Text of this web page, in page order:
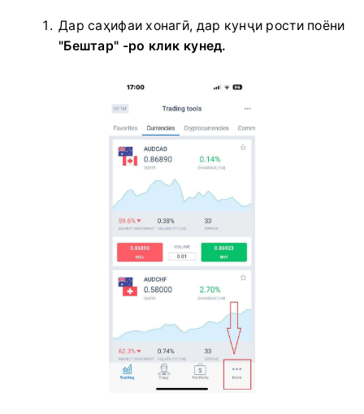
Дар саҳифаи хонагӣ, дар кунҷи рости поёни
"Бештар" -ро клик кунед.